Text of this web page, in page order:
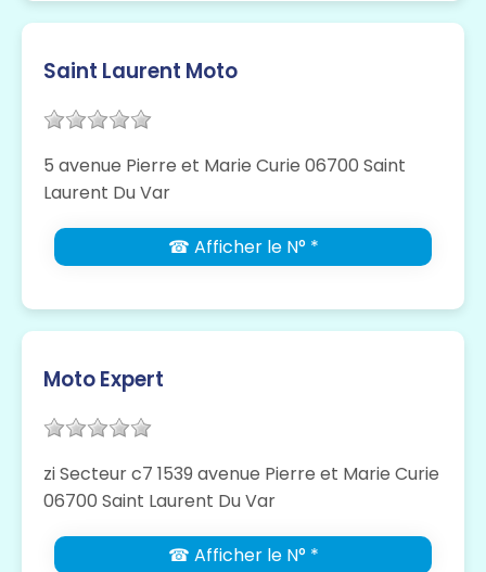
Saint Laurent Moto
5 avenue Pierre et Marie Curie 06700 Saint
Laurent Du Var
☎ Afficher le N° *
Moto Expert
zi Secteur c7 1539 avenue Pierre et Marie Curie
06700 Saint Laurent Du Var
☎ Afficher le N° *